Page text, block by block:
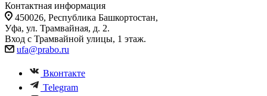
Контактная информация
450026, Республика Башкортостан,
Уфа, ул. Трамвайная, д. 2.
Вход с Трамвайной улицы, 1 этаж.
ufa@prabo.ru
Вконтакте
Telegram